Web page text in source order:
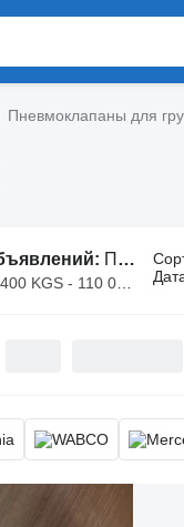
Пневмоклапаны для
Пневмоклапаны для грузовиков
KGS - 110 000 KGS